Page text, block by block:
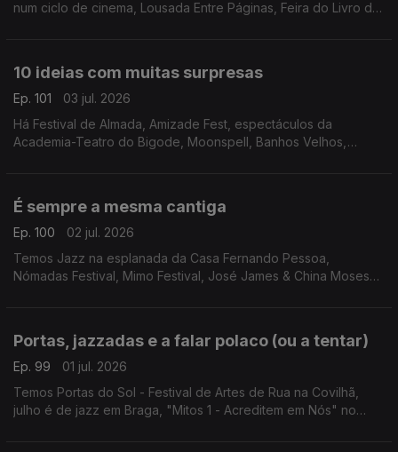
num ciclo de cinema, Lousada Entre Páginas, Feira do Livro de
10 ideias com muitas surpresas
Ep. 101
03 jul. 2026
Há Festival de Almada, Amizade Fest, espectáculos da
Academia-Teatro do Bigode, Moonspell, Banhos Velhos,
É sempre a mesma cantiga
Ep. 100
02 jul. 2026
Temos Jazz na esplanada da Casa Fernando Pessoa,
Nómadas Festival, Mimo Festival, José James & China Moses
Portas, jazzadas e a falar polaco (ou a tentar)
Ep. 99
01 jul. 2026
Temos Portas do Sol - Festival de Artes de Rua na Covilhã,
julho é de jazz em Braga, "Mitos 1 - Acreditem em Nós" no